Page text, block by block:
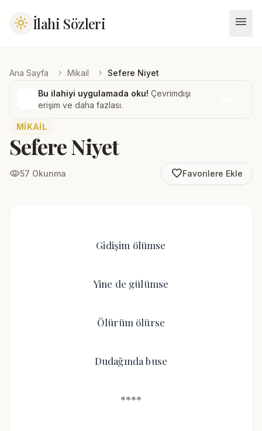
light_mode İlahi Sözleri menu
Ana Sayfa chevron_right Mikail chevron_right Sefere Niyet
Bu ilahiyi uygulamada oku! Çevrimdışı
erişim ve daha fazlası.
MIKAIL
Sefere Niyet
visibility57 Okunma favorite_borderFavorilere Ekle
Gidişim ölümse
Yine de gülümse
Ölürüm ölürse
Dudağında buse
****